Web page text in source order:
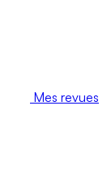
Mes revues